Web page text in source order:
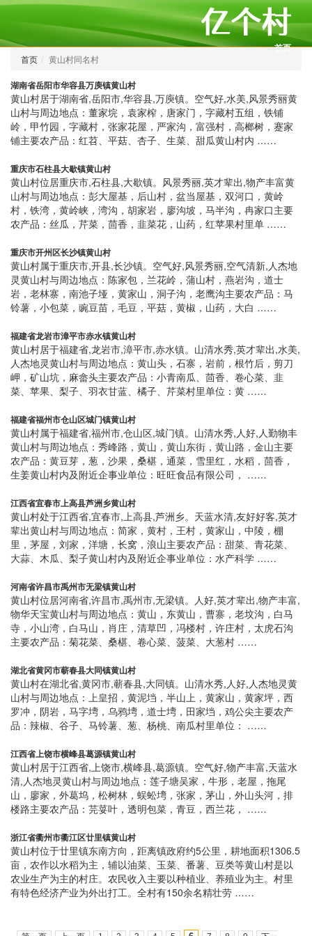
首页
首页 黄山村同名村
湖南省岳阳市华容县万庾镇黄山村
黄山村居于湖南省,岳阳市,华容县,万庾镇。空气好,水美,风景秀丽黄
山村与周边地点：董家垸，袁家榨，唐家门，字藏村五组，铁铺
岭，甲竹园，字藏村，张家花屋，严家沟，富强村，高榔树，蹇家
铺主要农产品：红苕、平菇、杏子、生菜、甜瓜黄山村内 ……
重庆市石柱县大歇镇黄山村
黄山村位居重庆市,石柱县,大歇镇。风景秀丽,英才辈出,物产丰富黄
山村与周边地点：彭大屋基，后山村，盆当屋基，双河口，黄岭
村，铁湾，黄岭峡，湾沟，胡家岩，廖沟坡，马半沟，冉家口主要
农产品：丝瓜，芹菜，茴香，韭菜花，山药，红苹果村里单 ……
重庆市开州区长沙镇黄山村
黄山村属于重庆市,开县,长沙镇。空气好,风景秀丽,空气清新,人杰地
灵黄山村与周边地点：陈家包，兰花岭，蒲山村，燕岩沟，道士
岩，老林寨，南池子垭，黄家山，洞子沟，老鹰沟主要农产品：马
铃薯，小包菜，豌豆苗，毛豆，平菇，黄椒，山药，大白 ……
福建省龙岩市漳平市赤水镇黄山村
黄山村居于福建省,龙岩市,漳平市,赤水镇。山清水秀,英才辈出,水美,
人杰地灵黄山村与周边地点：黄山头，石寨，岩前，根竹后，剪刀
岬，矿山坑，麻畲头主要农产品：小青南瓜、茴香、卷心菜、韭
菜、苹果、梨子、羽衣甘蓝、橘子、芹菜村里单位：黄 ……
福建省福州市仓山区城门镇黄山村
黄山村属于福建省,福州市,仓山区,城门镇。山清水秀,人好,人勤物丰
黄山村与周边地点：秀峰路，黄山，黄山东街，黄山路，金山主要
农产品：黄豆芽，葱，沙果，桑椹，通菜，雪里红，水稻，茴香，
生姜黄山村内及附近企事业单位：旺旺食品有限公司， ……
江西省宜春市上高县芦洲乡黄山村
黄山村处于江西省,宜春市,上高县,芦洲乡。天蓝水清,友好好客,英才
辈出黄山村与周边地点：简家，黄村，王村，黄家山，中陵，棚
里，茅屋，刘家，洋塘，长窝，浪山主要农产品：甜菜、青花菜、
大蒜、木瓜、梨子黄山村内及附近企事业单位：水产科学 ……
河南省许昌市禹州市无梁镇黄山村
黄山村位居河南省,许昌市,禹州市,无梁镇。人好,英才辈出,物产丰富,
物华天宝黄山村与周边地点：黄山，东黄山，曹寨，老坟沟，白马
寺，小山湾，白马山，肖庄，清草凹，冯楼村，许庄村，太虎石沟
主要农产品：菊花菜、桑椹、卷心菜、菠菜、大葱村 ……
湖北省黄冈市蕲春县大同镇黄山村
黄山村在湖北省,黄冈市,蕲春县,大同镇。山清水秀,人好,人杰地灵黄
山村与周边地点：上皇招，黄泥垱，半山上，黄家山，黄家坪，西
罗冲，阴岩，马字塆，乌鸦塆，道士塆，田家垱，鸡公尖主要农产
品：辣椒、谷子、马铃薯、葱、杨桃、南瓜村里单位： ……
江西省上饶市横峰县葛源镇黄山村
黄山村居于江西省,上饶市,横峰县,葛源镇。空气好,物产丰富,天蓝水
清,人杰地灵黄山村与周边地点：莲子塘吴家，牛形，老屋，拖尾
山，廖家，外葛坞，松树林，蜈蚣塆，张家，茅山，外山头河，排
楼路主要农产品：芫荽叶，透明包菜，青豆，西兰花， ……
浙江省衢州市衢江区廿里镇黄山村
黄山村位于廿里镇东南方向，距离镇政府约5公里，耕地面积1306.5
亩，农作以水稻为主，辅以油菜、玉菜、番薯、豆类等黄山村是以
农业生产为主的村庄。农民收入主要以种植业、养殖业为主。村里
有特色经济产业为外出打工。全村有150余名精壮劳 ……